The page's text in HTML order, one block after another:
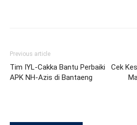
Previous article
Tim IYL-Cakka Bantu Perbaiki
APK NH-Azis di Bantaeng
Cek